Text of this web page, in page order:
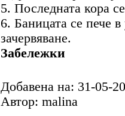
5. Последната кора
6. Баницата се пече
зачервяване.
Забележки
Добавена на: 31-05-
Автор: malina